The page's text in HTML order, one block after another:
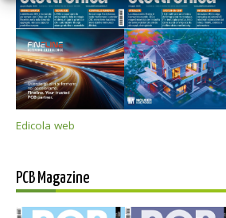
Edicola web
PCB Magazine